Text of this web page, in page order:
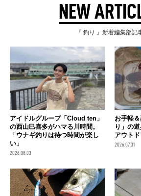
NEW
『 釣り 』新着編集部記
アイドルグループ「Cloud ten」
の西山巳喜多がハマる川時間。
「ウナギ釣りは待つ時間が楽し
い」
2026.08.03
お手軽
り」の
アウト
2026.07.31